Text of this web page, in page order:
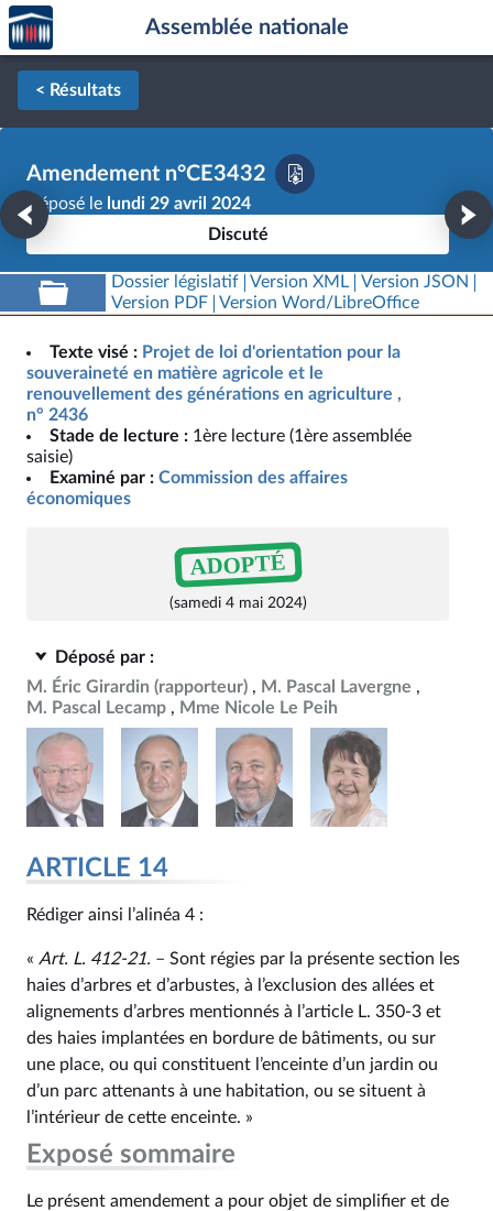
Aller au contenu
Aller en bas de la page
Accèder
à la
page
d'accueil
Assemblée nationale
< Résultats
Amendement n°CE3432
Déposé le lundi 29 avril 2024
Discuté
Dossier législatif Version XML
Version JSON
Version PDF
Version Word/LibreOffice
Texte visé : Projet de loi d'orientation pour la
souveraineté en matière agricole et le
renouvellement des générations en agriculture ,
n° 2436
Stade de lecture : 1ère lecture (1ère assemblée
saisie)
Examiné par : Commission des affaires
économiques
ADOPTÉ
(samedi 4 mai 2024)
Déposé par :
M. Éric Girardin (rapporteur)
M. Pascal Lavergne
M. Pascal Lecamp
Mme Nicole Le Peih
ARTICLE 14
Rédiger ainsi l’alinéa 4 :
« Art. L. 412‑21. – Sont régies par la présente section les
haies d’arbres et d’arbustes, à l’exclusion des allées et
alignements d’arbres mentionnés à l’article L. 350‑3 et
des haies implantées en bordure de bâtiments, ou sur
une place, ou qui constituent l’enceinte d’un jardin ou
d’un parc attenants à une habitation, ou se situent à
l’intérieur de cette enceinte. »
Exposé sommaire
Le présent amendement a pour objet de simplifier et de